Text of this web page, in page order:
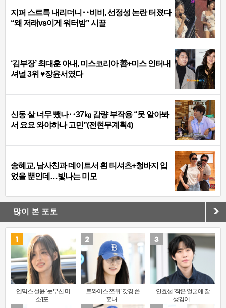
지퍼 스르륵 내리더니‥비비, 선정성 논란 터졌다
“왜 저래vs이게 워터밤” 시끌
‘김부장’ 최대훈 아내, 미스코리아 善+미스 인터내
셔널 3위 ♥장윤서였다
신동 살 너무 뺐나‥37㎏ 감량 부작용 “못 알아봐
서 요요 와야하나 고민”(전현무계획4)
송혜교, 남사친과 데이트서 흰 티셔츠+청바지 입
었을 뿐인데…빛나는 미모
많이 본 포토
엔믹스 설윤 ‘눈부신 미
소’[포..
트와이스 쯔위 ‘갓경 쓴
훈녀’..
안효섭 ‘작은 얼굴에 잘
생김이 ..